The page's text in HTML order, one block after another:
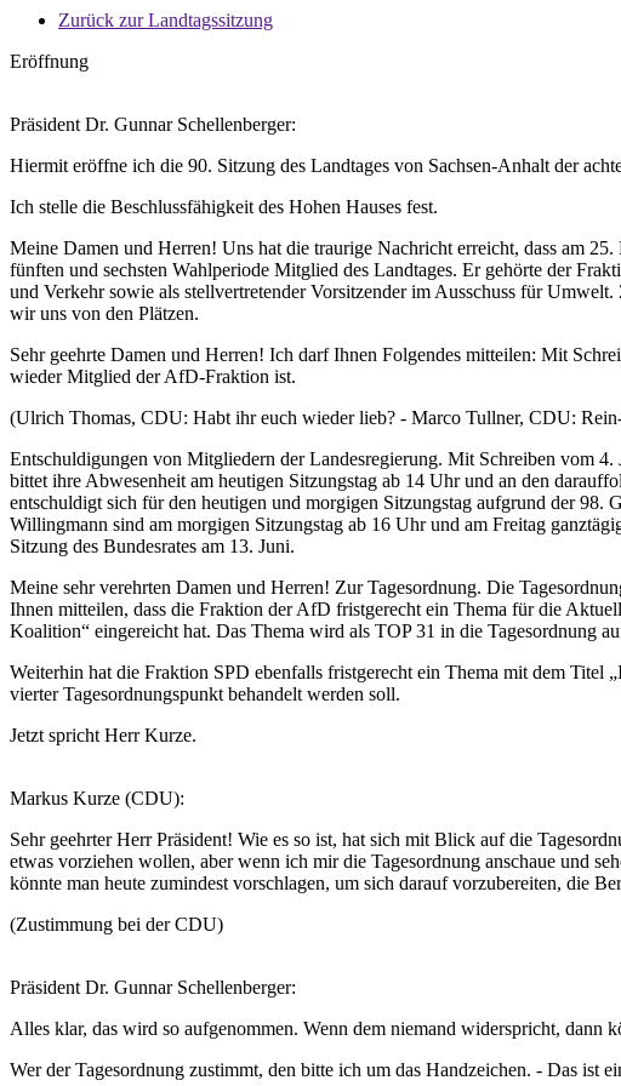
Zurück zur Landtagssitzung
Eröffnung
Präsident Dr. Gunnar Schellenberger:
Hiermit eröffne ich die 90. Sitzung des Landtages von Sachsen-Anhalt der
Ich stelle die Beschlussfähigkeit des Hohen Hauses fest.
Meine Damen und Herren! Uns hat die traurige Nachricht erreicht, dass am
fünften und sechsten Wahlperiode Mitglied des Landtages. Er gehörte der
und Verkehr sowie als stellvertretender Vorsitzender im Ausschuss für
wir uns von den Plätzen.
Sehr geehrte Damen und Herren! Ich darf Ihnen Folgendes mitteilen: Mit
wieder Mitglied der AfD-Fraktion ist.
(Ulrich Thomas, CDU: Habt ihr euch wieder lieb? - Marco Tullner, CDU:
Entschuldigungen von Mitgliedern der Landesregierung. Mit Schreiben vom
bittet ihre Abwesenheit am heutigen Sitzungstag ab 14 Uhr und an den
entschuldigt sich für den heutigen und morgigen Sitzungstag aufgrund der
Willingmann sind am morgigen Sitzungstag ab 16 Uhr und am Freitag
Sitzung des Bundesrates am 13. Juni.
Meine sehr verehrten Damen und Herren! Zur Tagesordnung. Die
Ihnen mitteilen, dass die Fraktion der AfD fristgerecht ein Thema für die
Koalition“ eingereicht hat. Das Thema wird als TOP 31 in die Tagesordnung
Weiterhin hat die Fraktion SPD ebenfalls fristgerecht ein Thema mit dem Titel
vierter Tagesordnungspunkt behandelt werden soll.
Jetzt spricht Herr Kurze.
Markus Kurze (CDU):
Sehr geehrter Herr Präsident! Wie es so ist, hat sich mit Blick auf die
etwas vorziehen wollen, aber wenn ich mir die Tagesordnung anschaue und
könnte man heute zumindest vorschlagen, um sich darauf vorzubereiten, die
(Zustimmung bei der CDU)
Präsident Dr. Gunnar Schellenberger:
Alles klar, das wird so aufgenommen. Wenn dem niemand widerspricht, dann
Wer der Tagesordnung zustimmt, den bitte ich um das Handzeichen. - Das ist